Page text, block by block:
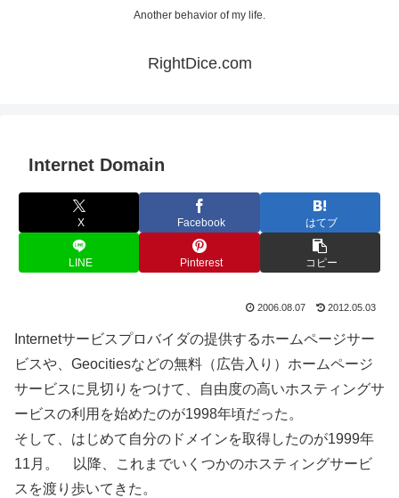
Another behavior of my life.
RightDice.com
Internet Domain
X Facebook はてブ
LINE Pinterest コピー
2006.08.07 2012.05.03
Internetサービスプロバイダの提供するホームページサー
ビスや、Geocitiesなどの無料（広告入り）ホームページ
サービスに見切りをつけて、自由度の高いホスティングサ
ービスの利用を始めたのが1998年頃だった。
そして、はじめて自分のドメインを取得したのが1999年
11月。 以降、これまでいくつかのホスティングサービ
スを渡り歩いてきた。